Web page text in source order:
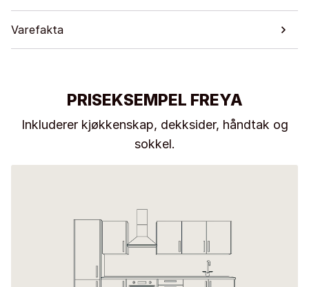
Varefakta
PRISEKSEMPEL FREYA
Inkluderer kjøkkenskap, dekksider, håndtak og
sokkel.